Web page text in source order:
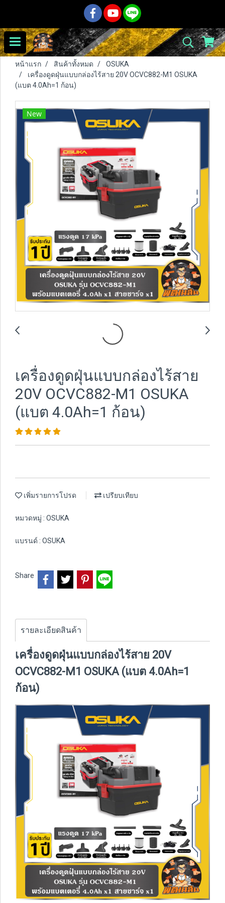
หน้าแรก สินค้าทั้งหมด
OSUKA
เครื่องดูดฝุ่นแบบกล่องไร้สาย 20V OCVC882-M1 OSUKA
(แบต 4.0Ah=1 ก้อน)
New
เครื่องดูดฝุ่นแบบกล่องไร้สาย
20V OCVC882-M1 OSUKA
(แบต 4.0Ah=1 ก้อน)
เพิ่มรายการโปรด เปรียบเทียบ
หมวดหมู่ : OSUKA
แบรนด์ : OSUKA
Share
รายละเอียดสินค้า
เครื่องดูดฝุ่นแบบกล่องไร้สาย 20V
OCVC882-M1 OSUKA (แบต 4.0Ah=1
ก้อน)